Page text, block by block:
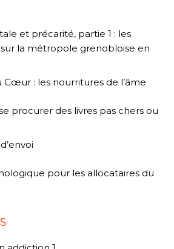
et précarité, partie 1 : les
la métropole grenobloise en
Cœur : les nourritures de l’âme
procurer des livres pas chers ou
pour les allocataires du